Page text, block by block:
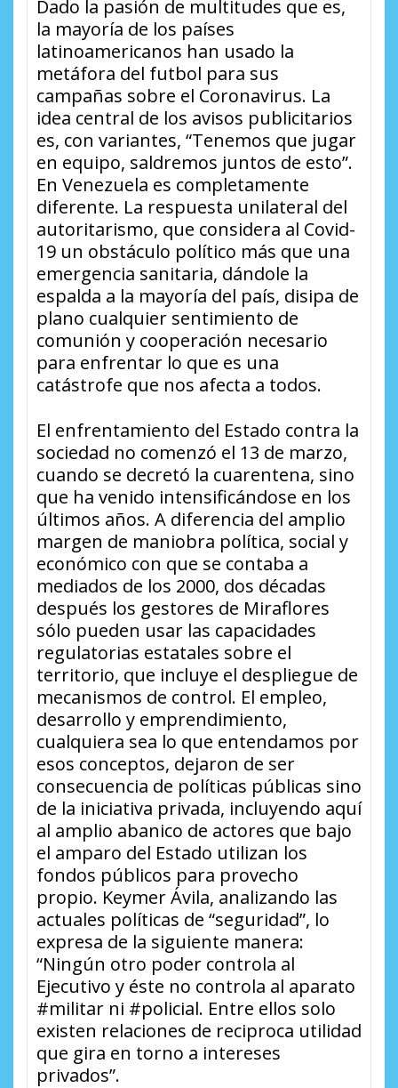
Dado la pasión de multitudes que es,
la mayoría de los países
latinoamericanos han usado la
metáfora del futbol para sus
campañas sobre el Coronavirus. La
idea central de los avisos publicitarios
es, con variantes, “Tenemos que jugar
en equipo, saldremos juntos de esto”.
En Venezuela es completamente
diferente. La respuesta unilateral del
autoritarismo, que considera al Covid-
19 un obstáculo político más que una
emergencia sanitaria, dándole la
espalda a la mayoría del país, disipa de
plano cualquier sentimiento de
comunión y cooperación necesario
para enfrentar lo que es una
catástrofe que nos afecta a todos.
El enfrentamiento del Estado contra la
sociedad no comenzó el 13 de marzo,
cuando se decretó la cuarentena, sino
que ha venido intensificándose en los
últimos años. A diferencia del amplio
margen de maniobra política, social y
económico con que se contaba a
mediados de los 2000, dos décadas
después los gestores de Miraflores
sólo pueden usar las capacidades
regulatorias estatales sobre el
territorio, que incluye el despliegue de
mecanismos de control. El empleo,
desarrollo y emprendimiento,
cualquiera sea lo que entendamos por
esos conceptos, dejaron de ser
consecuencia de políticas públicas sino
de la iniciativa privada, incluyendo aquí
al amplio abanico de actores que bajo
el amparo del Estado utilizan los
fondos públicos para provecho
propio. Keymer Ávila, analizando las
actuales políticas de “seguridad”, lo
expresa de la siguiente manera:
“Ningún otro poder controla al
Ejecutivo y éste no controla al aparato
#militar ni #policial. Entre ellos solo
existen relaciones de reciproca utilidad
que gira en torno a intereses
privados”.